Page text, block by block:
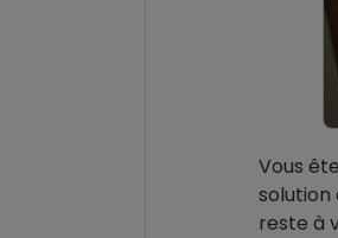
Vous
reste à